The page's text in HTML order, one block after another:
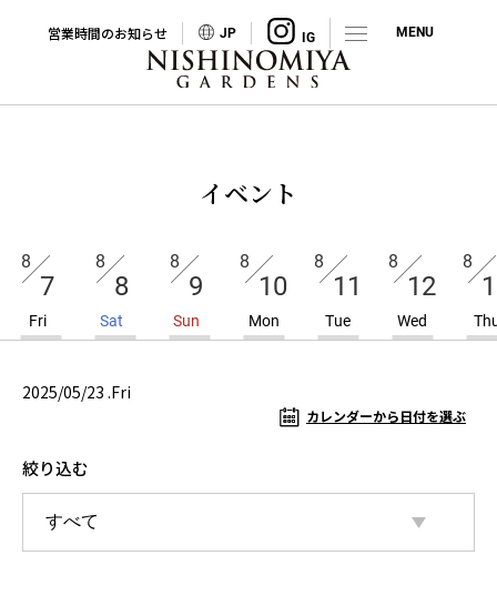
営業時間のお知らせ JP
イベント
8
7
Fri
8
8
Sat
8
9
Sun
8
10
Mon
8
11
Tue
8
12
Wed
8
2025/05/23 .Fri
カレンダーから日付を選ぶ
絞り込む